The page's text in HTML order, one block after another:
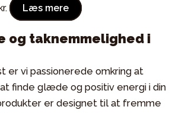
Læs mere
og taknemmelighed i
er vi passionerede omkring at
finde glæde og positiv energi i din
er designet til at fremme